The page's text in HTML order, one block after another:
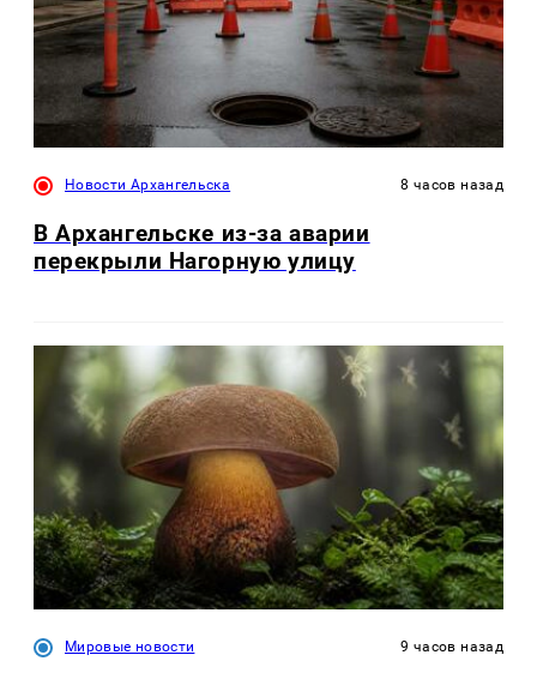
Новости Архангельска 8 часов назад
В Архангельске из-за аварии
перекрыли Нагорную улицу
Мировые новости 9 часов назад